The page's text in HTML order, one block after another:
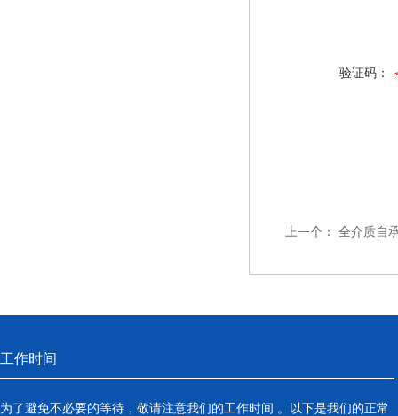
验证码：
上一个： 全介质自
工作时间
为了避免不必要的等待，敬请注意我们的工作时间 。以下是我们的正常